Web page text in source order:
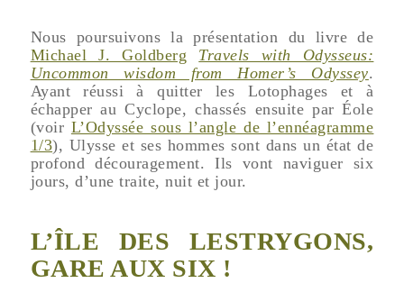
Nous poursuivons la présentation du livre de
Michael J. Goldberg
Travels with Odysseus:
Uncommon wisdom from Homer’s Odyssey.
Ayant réussi à quitter les Lotophages et à
échapper au Cyclope, chassés ensuite par Éole
(voir L’Odyssée sous l’angle de l’ennéagramme
1/3), Ulysse et ses hommes sont dans un état de
profond découragement. Ils vont naviguer six
jours, d’une traite, nuit et jour.
L’ÎLE DES LESTRYGONS,
GARE AUX SIX !